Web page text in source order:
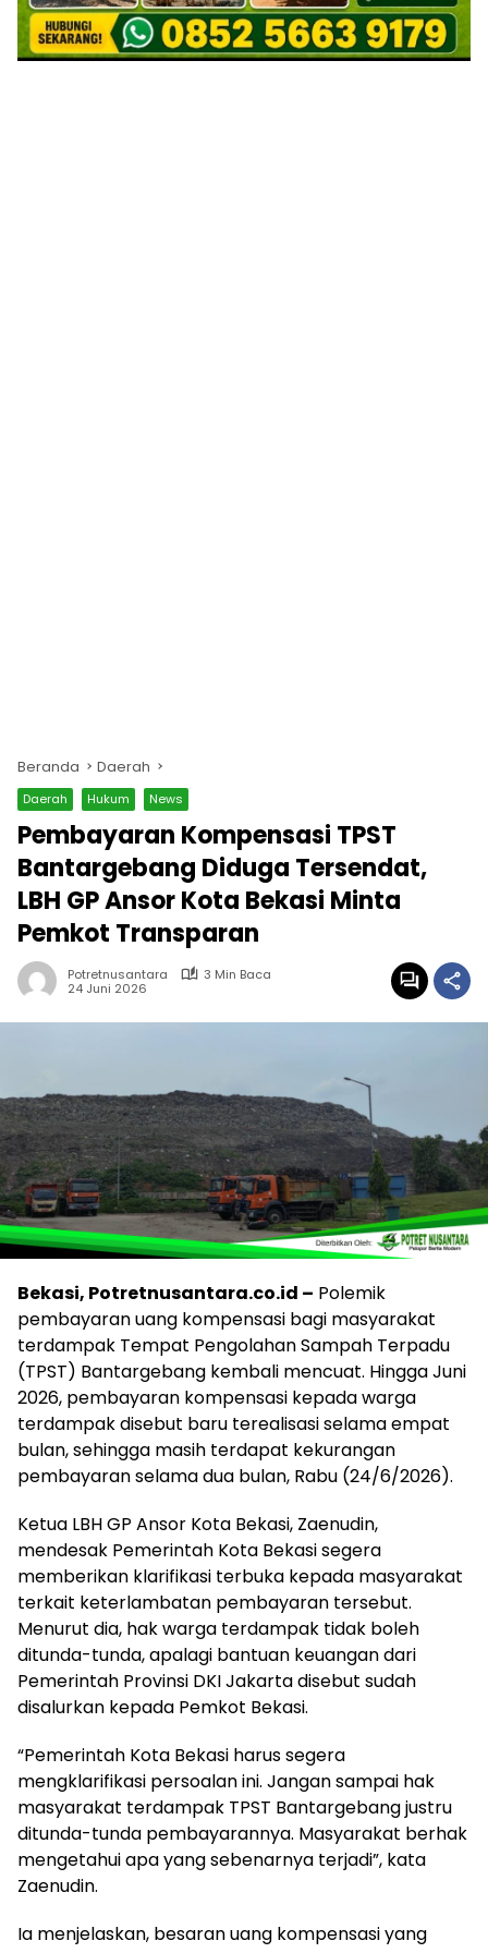
Beranda Daerah
Daerah Hukum News
Pembayaran Kompensasi TPST
Bantargebang Diduga Tersendat,
LBH GP Ansor Kota Bekasi Minta
Pemkot Transparan
Potretnusantara
3 Min Baca
24 Juni 2026
Bekasi, Potretnusantara.co.id – Polemik
pembayaran uang kompensasi bagi masyarakat
terdampak Tempat Pengolahan Sampah Terpadu
(TPST) Bantargebang kembali mencuat. Hingga Juni
2026, pembayaran kompensasi kepada warga
terdampak disebut baru terealisasi selama empat
bulan, sehingga masih terdapat kekurangan
pembayaran selama dua bulan, Rabu (24/6/2026).
Ketua LBH GP Ansor Kota Bekasi, Zaenudin,
mendesak Pemerintah Kota Bekasi segera
memberikan klarifikasi terbuka kepada masyarakat
terkait keterlambatan pembayaran tersebut.
Menurut dia, hak warga terdampak tidak boleh
ditunda-tunda, apalagi bantuan keuangan dari
Pemerintah Provinsi DKI Jakarta disebut sudah
disalurkan kepada Pemkot Bekasi.
“Pemerintah Kota Bekasi harus segera
mengklarifikasi persoalan ini. Jangan sampai hak
masyarakat terdampak TPST Bantargebang justru
ditunda-tunda pembayarannya. Masyarakat berhak
mengetahui apa yang sebenarnya terjadi”, kata
Zaenudin.
Ia menjelaskan, besaran uang kompensasi yang